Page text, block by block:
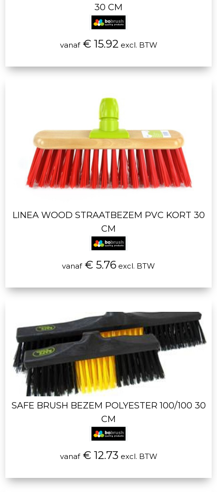
30 CM
vanaf€ 15.92 excl. BTW
LINEA WOOD STRAATBEZEM PVC KORT 30
CM
vanaf€ 5.76 excl. BTW
SAFE BRUSH BEZEM POLYESTER 100/100 30
CM
vanaf€ 12.73 excl. BTW